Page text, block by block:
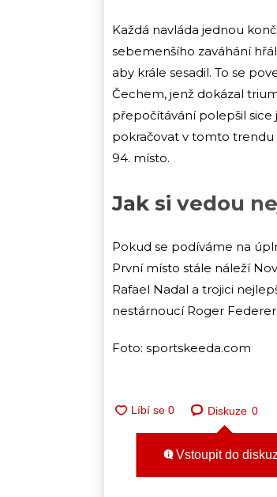
Každá navláda jednou
sebemenšího zaváhání
aby krále sesadil. To se
Čechem, jenž dokázal
přepočítávání polepšil
pokračovat v tomto trendu
94. místo.
Jak si vedou
Pokud se podíváme na
První místo stále náleží
Rafael Nadal a trojici
nestárnoucí Roger Federer.
Foto: sportskeeda.com
Diskuze 0
Vstoupit do